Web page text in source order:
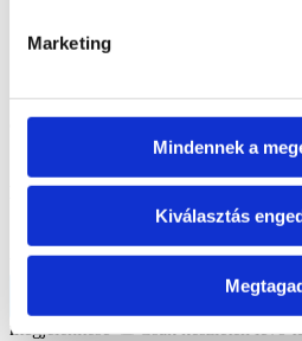
Marketing
Mindennek a
Kiválasztás
Ásvány lámpa
Aromaterápia4 Dísztárgyak559
ajándék22 Idősebbeknek39
Szépségápolás72
Rendezés
Újabbak Legolcsóbb előre
Véletlenszerű termékek
megjelenítése